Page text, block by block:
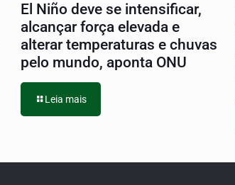
El Niño deve se intensificar,
alcançar força elevada e
alterar temperaturas e chuvas
pelo mundo, aponta ONU
Leia mais